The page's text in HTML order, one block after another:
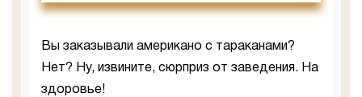
Вы заказывали американо с тараканами?
Нет? Ну, извините, сюрприз от заведения. На
здоровье!